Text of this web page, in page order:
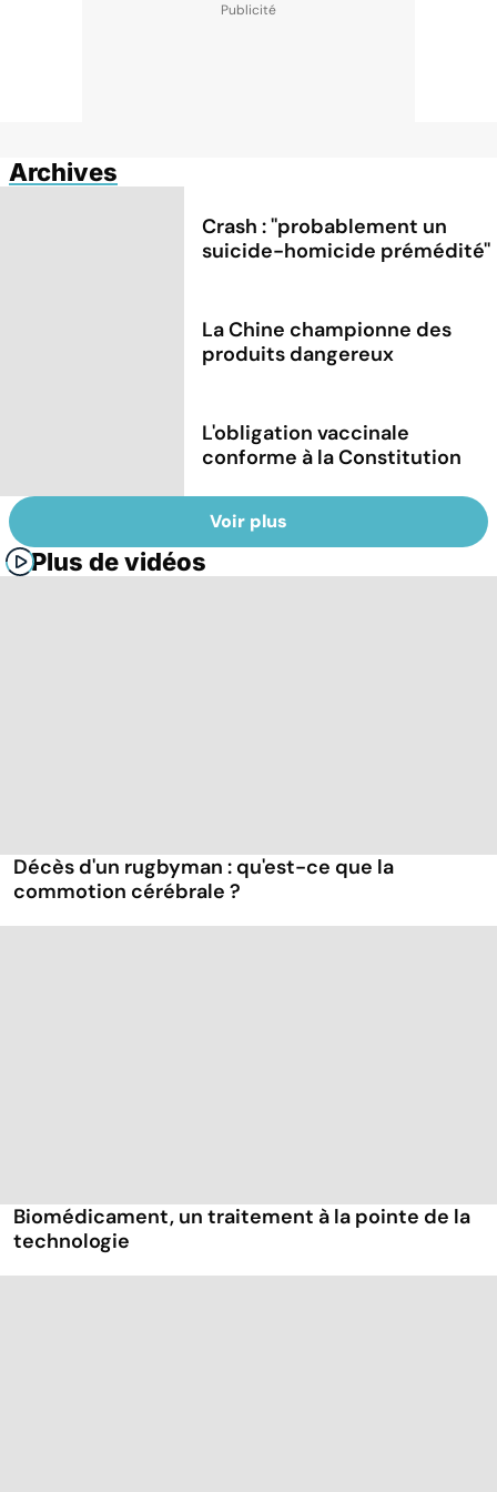
Archives
Crash : ''probablement un
suicide-homicide prémédité''
La Chine championne des
produits dangereux
L'obligation vaccinale
conforme à la Constitution
Voir plus
Plus de vidéos
Décès d'un rugbyman : qu'est-ce que la
commotion cérébrale ?
Biomédicament, un traitement à la pointe de la
technologie